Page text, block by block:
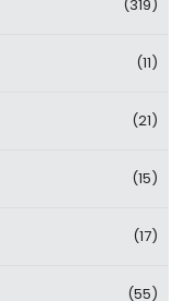
(319)
(11)
(21)
(15)
(17)
(55)